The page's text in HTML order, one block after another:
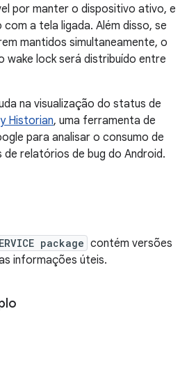
por manter o dispositivo ativo, e
a tela ligada. Além disso, se
mantidos simultaneamente, o
wake lock será distribuído entre
na visualização do status de
Historian, uma ferramenta de
para analisar o consumo de
relatórios de bug do Android.
package contém versões
informações úteis.